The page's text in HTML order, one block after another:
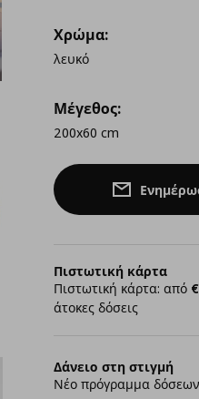
Χρώμα:
λευκό
Μέγεθος:
200x60 cm
Πιστωτική κάρτα
Πιστωτική κάρτα: από
άτοκες δόσεις
Δάνειο στη στιγμή
Νέο πρόγραμμα